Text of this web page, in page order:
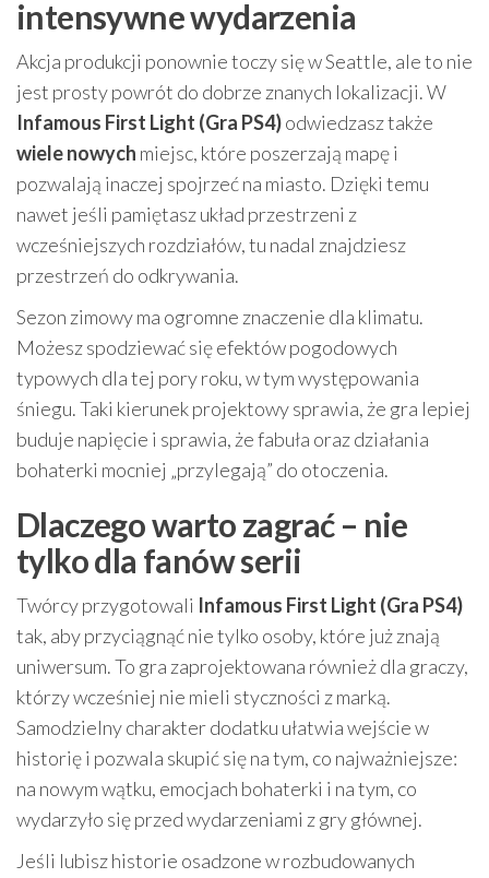
intensywne wydarzenia
Akcja produkcji ponownie toczy się w Seattle, ale to nie
jest prosty powrót do dobrze znanych lokalizacji. W
Infamous First Light (Gra PS4)odwiedzasz także
wiele nowych miejsc, które poszerzają mapę i
pozwalają inaczej spojrzeć na miasto. Dzięki temu
nawet jeśli pamiętasz układ przestrzeni z
wcześniejszych rozdziałów, tu nadal znajdziesz
przestrzeń do odkrywania.
Sezon zimowy ma ogromne znaczenie dla klimatu.
Możesz spodziewać się efektów pogodowych
typowych dla tej pory roku, w tym występowania
śniegu. Taki kierunek projektowy sprawia, że gra lepiej
buduje napięcie i sprawia, że fabuła oraz działania
bohaterki mocniej „przylegają” do otoczenia.
Dlaczego warto zagrać – nie
tylko dla fanów serii
Twórcy przygotowali Infamous First Light (Gra PS4)
tak, aby przyciągnąć nie tylko osoby, które już znają
uniwersum. To gra zaprojektowana również dla graczy,
którzy wcześniej nie mieli styczności z marką.
Samodzielny charakter dodatku ułatwia wejście w
historię i pozwala skupić się na tym, co najważniejsze:
na nowym wątku, emocjach bohaterki i na tym, co
wydarzyło się przed wydarzeniami z gry głównej.
Jeśli lubisz historie osadzone w rozbudowanych